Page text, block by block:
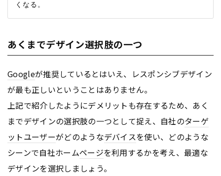
あくまでデザイン選択肢の一つ
Googleが推奨しているとはいえ、レスポンシブデザイン
が最も正しいということはありません。
上記で紹介したようにデメリットも存在するため、あく
までデザインの選択肢の一つとして捉え、自社のターゲ
ットユーザーがどのようなデバイスを使い、どのような
シーンで自社ホームページを利用するかを考え、最適な
デザインを選択しましょう。